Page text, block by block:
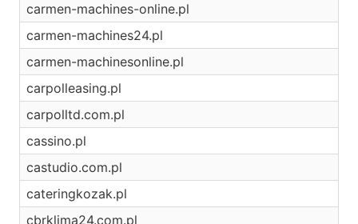
carmen-machines-online.pl
carmen-machines24.pl
carmen-machinesonline.pl
carpolleasing.pl
carpolltd.com.pl
cassino.pl
castudio.com.pl
cateringkozak.pl
cbrklima24.com.pl